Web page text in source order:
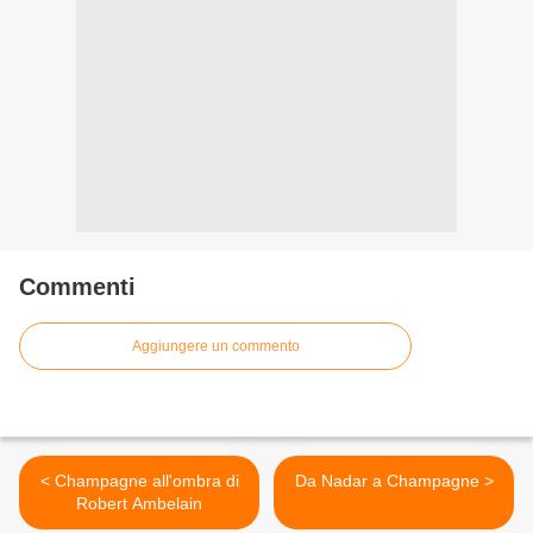
Commenti
Aggiungere un commento
< Champagne all'ombra di
Robert Ambelain
Da Nadar a Champagne >